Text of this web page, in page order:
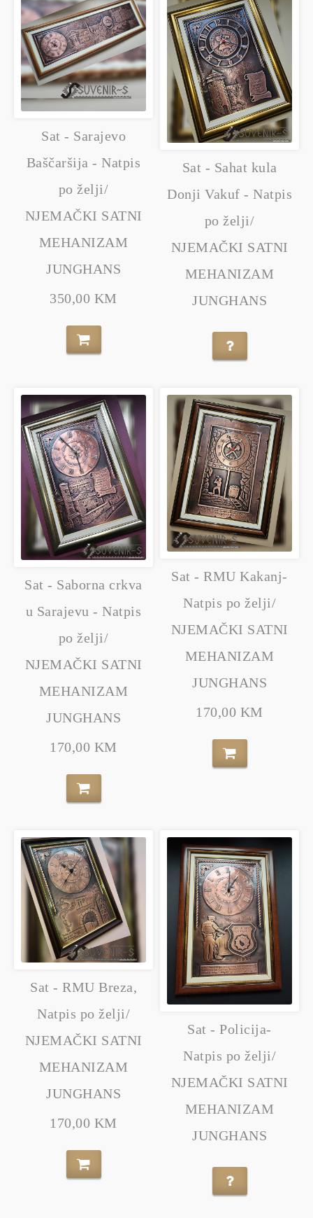
Sat - Sarajevo
Baščaršija - Natpis
po želji/
NJEMAČKI SATNI
MEHANIZAM
JUNGHANS
350,00 KM
Sat - Sahat kula
Donji Vakuf - Natpis
po želji/
NJEMAČKI SATNI
MEHANIZAM
JUNGHANS
Sat - Saborna crkva
u Sarajevu - Natpis
po želji/
NJEMAČKI SATNI
MEHANIZAM
JUNGHANS
170,00 KM
Sat - RMU Kakanj-
Natpis po želji/
NJEMAČKI SATNI
MEHANIZAM
JUNGHANS
170,00 KM
Sat - RMU Breza,
Natpis po želji/
NJEMAČKI SATNI
MEHANIZAM
JUNGHANS
170,00 KM
Sat - Policija-
Natpis po želji/
NJEMAČKI SATNI
MEHANIZAM
JUNGHANS